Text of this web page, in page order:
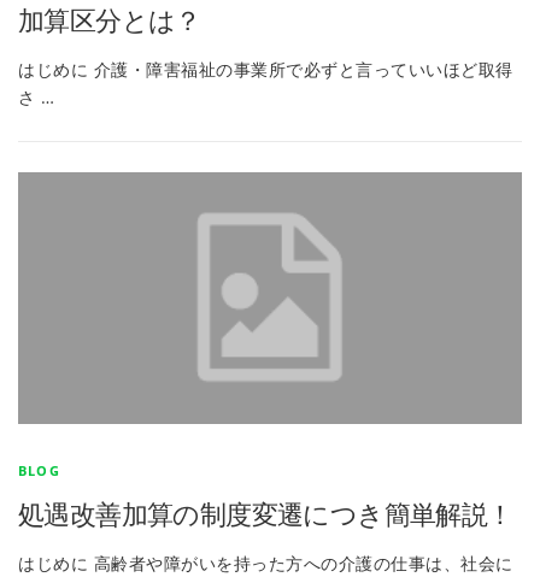
加算区分とは？
はじめに 介護・障害福祉の事業所で必ずと言っていいほど取得
さ …
BLOG
処遇改善加算の制度変遷につき簡単解説！
はじめに 高齢者や障がいを持った方への介護の仕事は、社会に